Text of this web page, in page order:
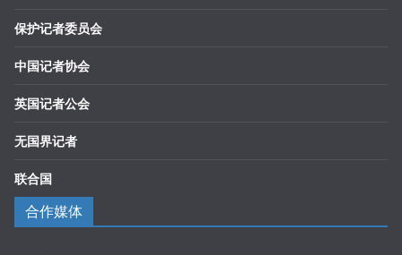
保护记者委员会
中国记者协会
英国记者公会
无国界记者
联合国
合作媒体